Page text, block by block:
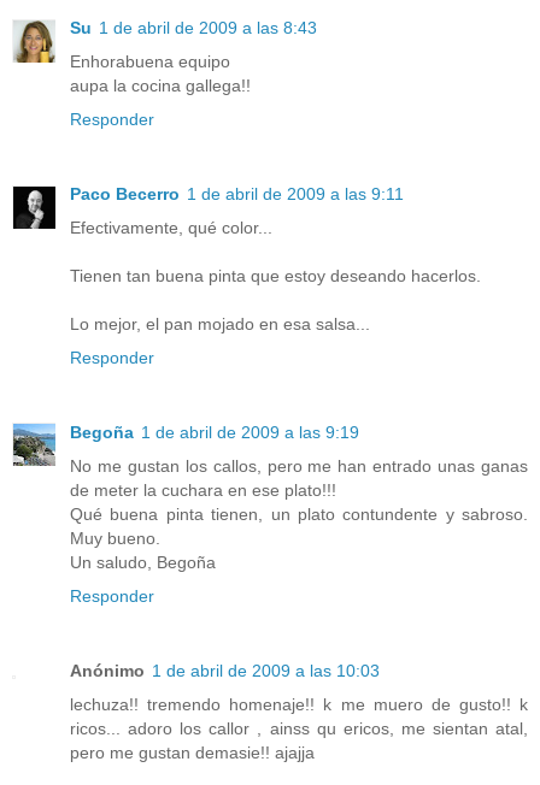
Su 1 de abril de 2009 a las 8:43
Enhorabuena equipo
aupa la cocina gallega!!
Responder
Paco Becerro 1 de abril de 2009 a las 9:11
Efectivamente, qué color...
Tienen tan buena pinta que estoy deseando hacerlos.
Lo mejor, el pan mojado en esa salsa...
Responder
Begoña 1 de abril de 2009 a las 9:19
No me gustan los callos, pero me han entrado unas ganas
de meter la cuchara en ese plato!!!
Qué buena pinta tienen, un plato contundente y sabroso.
Muy bueno.
Un saludo, Begoña
Responder
Anónimo 1 de abril de 2009 a las 10:03
lechuza!! tremendo homenaje!! k me muero de gusto!! k
ricos... adoro los callor , ainss qu ericos, me sientan atal,
pero me gustan demasie!! ajajja